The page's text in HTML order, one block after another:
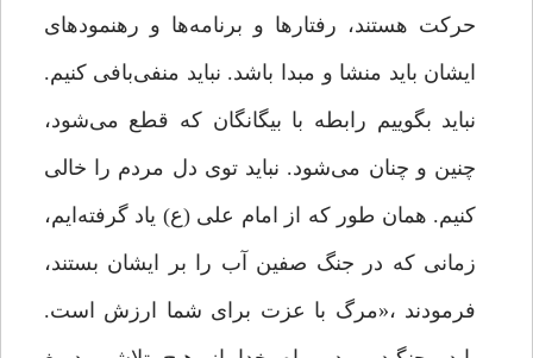
حرکت هستند، رفتارها و برنامه‌ها و رهنمودهای
ایشان باید منشا و مبدا باشد. نباید منفی‌بافی کنیم.
نباید بگوییم رابطه با بیگانگان که قطع می‌شود،
چنین و چنان می‌شود. نباید توی دل مردم را خالی
کنیم. همان طور که از امام علی (ع) یاد گرفته‌ایم،
زمانی که در جنگ صفین آب را بر ایشان بستند،
فرمودند ،«مرگ با عزت برای شما ارزش است.